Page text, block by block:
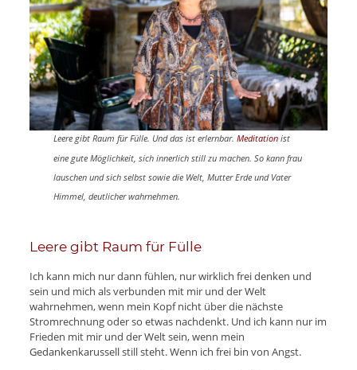
Leere gibt Raum für Fülle. Und das ist erlernbar. Meditationist
eine gute Möglichkeit, sich innerlich still zu machen. So kann frau
lauschen und sich selbst sowie die Welt, Mutter Erde und Vater
Himmel, deutlicher wahrnehmen.
Leere gibt Raum für Fülle
Ich kann mich nur dann fühlen, nur wirklich frei denken und
sein und mich als verbunden mit mir und der Welt
wahrnehmen, wenn mein Kopf nicht über die nächste
Stromrechnung oder so etwas nachdenkt. Und ich kann nur im
Frieden mit mir und der Welt sein, wenn mein
Gedankenkarussell still steht. Wenn ich frei bin von Angst.